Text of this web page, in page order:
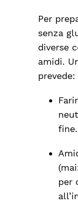
Per
senza
diverse
amidi.
prevede:
fine.
per